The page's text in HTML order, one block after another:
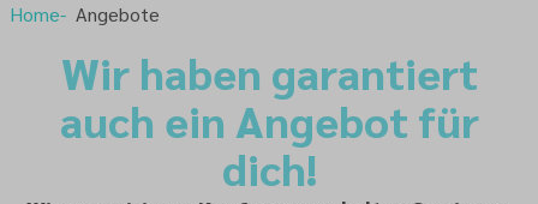
Home Angebote
Wir haben garantiert
auch ein Angebot für
dich!